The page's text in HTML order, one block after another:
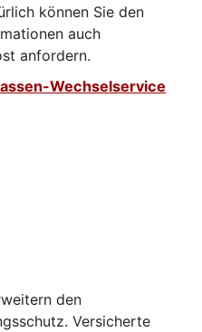
können Sie den
auch
anfordern.
Wechselservice
den
Versicherte